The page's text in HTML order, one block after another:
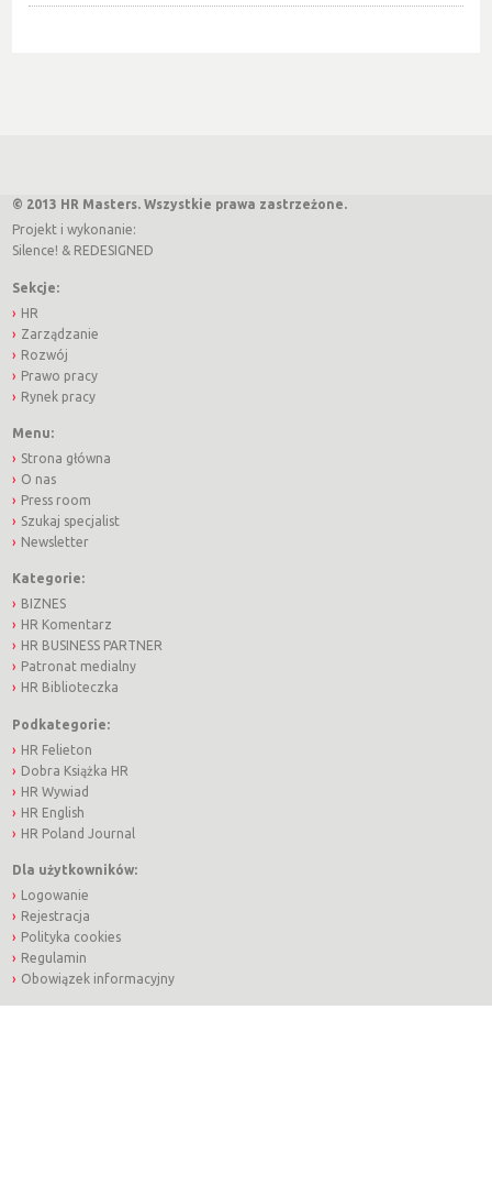
© 2013 HR Masters. Wszystkie prawa zastrzeżone.
Projekt i wykonanie:
Silence! & REDESIGNED
Sekcje:
HR
Zarządzanie
Rozwój
Prawo pracy
Rynek pracy
Menu:
Strona główna
O nas
Press room
Szukaj specjalist
Newsletter
Kategorie:
BIZNES
HR Komentarz
HR BUSINESS PARTNER
Patronat medialny
HR Biblioteczka
Podkategorie:
HR Felieton
Dobra Książka HR
HR Wywiad
HR English
HR Poland Journal
Dla użytkowników:
Logowanie
Rejestracja
Polityka cookies
Regulamin
Obowiązek informacyjny